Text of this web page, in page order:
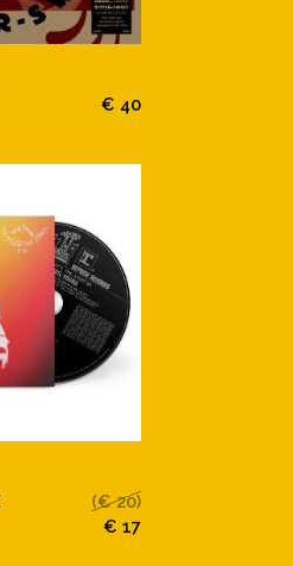
€ 40
(€ 20)
€ 17